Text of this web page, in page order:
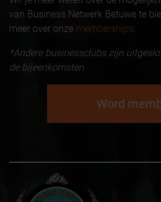
van Business Netwerk Betuwe te
meer over onze memberships
*Andere businessclubs zijn
de bijeenkomsten.
Word